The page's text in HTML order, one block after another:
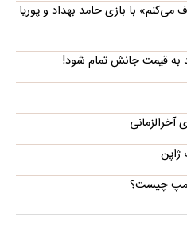
با بازی حامد بهداد و پوریا
به قیمت جانش تمام شود!
چیست؟